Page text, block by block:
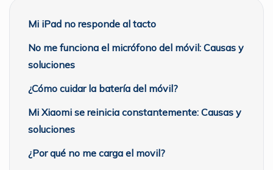
Mi iPad no responde al tacto
No me funciona el micrófono del móvil: Causas y
soluciones
¿Cómo cuidar la batería del móvil?
Mi Xiaomi se reinicia constantemente: Causas y
soluciones
¿Por qué no me carga el movil?